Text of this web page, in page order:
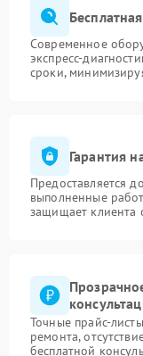
Современное
экспресс-
сроки,
Гарантия
Предоставляется
выполненные
защищает клиента
Точные прайс-
ремонта,
бесплатной